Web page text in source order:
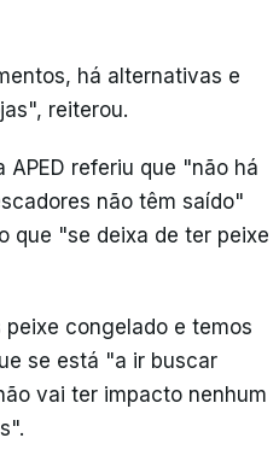
há alternativas e
reiterou.
referiu que "não há
não têm saído"
que "se deixa de ter peixe
congelado e temos
se está "a ir buscar
vai ter impacto nenhum